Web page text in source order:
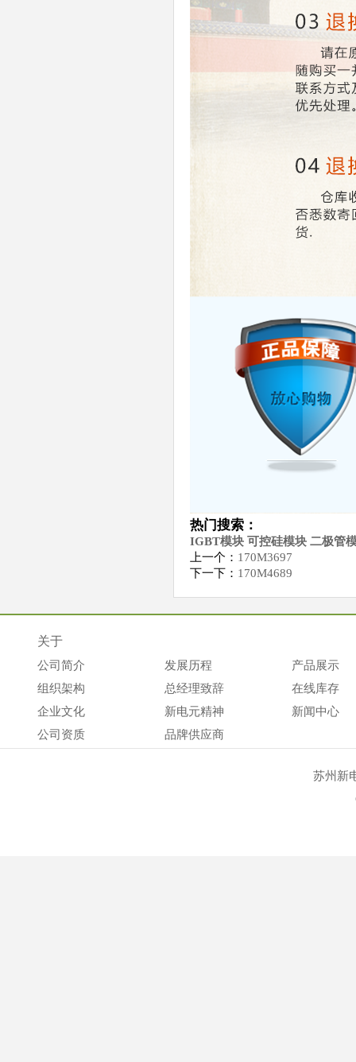
热门搜索：
IGBT模块 可控硅模块 二极管
上一个： 170M3697
下一下： 170M4689
关于
公司简介
组织架构
企业文化
公司资质
发展历程
总经理致辞
新电元精神
品牌供应商
产品展示
在线库存
新闻中心
苏州新